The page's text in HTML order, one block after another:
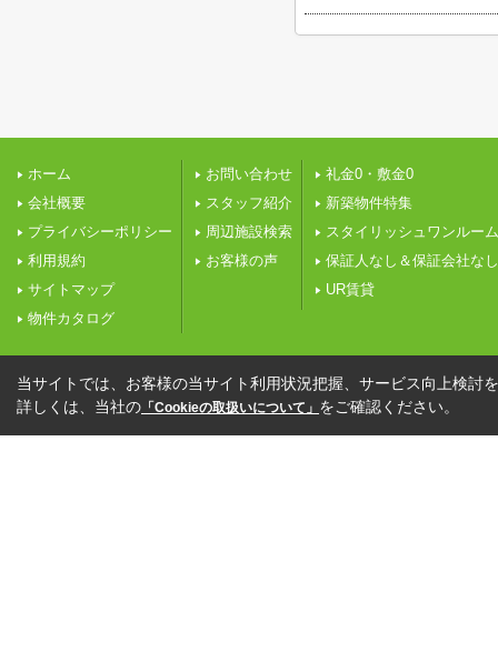
ホーム
会社概要
プライバシーポリシー
利用規約
サイトマップ
物件カタログ
お問い合わせ
スタッフ紹介
周辺施設検索
お客様の声
礼金0・敷金0
新築物件特集
スタイリッシュワンルーム
保証人なし＆保証会社なし
UR賃貸
当サイトでは、お客様の当サイト利用状況把握、サービス向上検討
詳しくは、当社の 「Cookieの取扱いについて」 をご確認ください。